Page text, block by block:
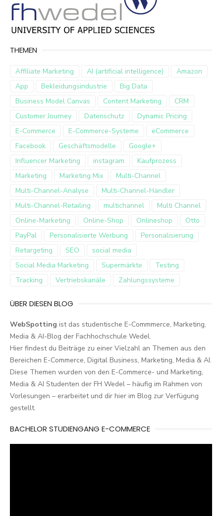
THEMEN
Affiliate Marketing AI (artificial intelligence)
Amazon
App
Bekleidungsindustrie
Big Data
Business Model Canvas
Content Marketing
CRM
Customer Journey
Datenschutz
Dynamic Pricing
E-Commerce
E-Commerce-Systeme
eCommerce
Facebook
Geschäftsmodelle
Google+
Influencer Marketing
instagram
Kaufprozess
Marketing
Marketing Mix
Multi-Channel
Multi-Channel-Analyse
Multi-Channel-Händler
Multi-Channel-Retailing
multichannel
Multi Channel
Online-Marketing
Online-Shop Onlineshop
Otto
PayPal
Personalisierte Werbung
Personalisierung
Retargeting
SEO
social media
Social Media Marketing
Supermärkte
Testing
Tracking
Vertriebskanäle Zahlungssysteme
ÜBER DIESEN BLOG
WebSpotting ist das studentische E-Commmerce, Marketing,
Media & AI-Blog der Fachhochschule Wedel.
Hier findest du Beiträge zu einer Vielzahl an Themen aus den
Bereichen E-Commerce, Digital Business, Marketing, Media & AI.
Diese Themen wurden von den E-Commerce- und Marketing,
Media & AI Studenten der FH Wedel – häufig im Rahmen von
Vorlesungen – erarbeitet und dir hier im Blog zur Verfügung
gestellt.
BACHELOR STUDIENGANG E-COMMERCE